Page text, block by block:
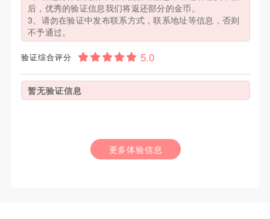
后，优秀的验证信息我们将返还部分的金币。
3、请勿在验证中发布联系方式，联系地址等信息，否则
不予通过。
验证综合评分
暂无验证信息
更多体验信息